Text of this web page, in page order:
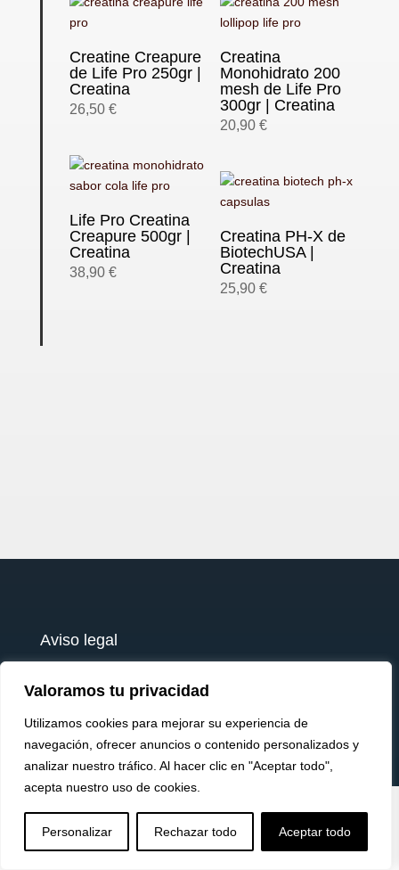
Valoramos tu privacidad
Utilizamos cookies para mejorar su experiencia de
navegación, ofrecer anuncios o contenido personalizados y
analizar nuestro tráfico. Al hacer clic en "Aceptar todo",
acepta nuestro uso de cookies.
Personalizar Rechazar todo Aceptar todo
 U 
Creatine Creapure
de Life Pro 250gr |
Creatina
26,50 €
Creatina
Monohidrato 200
mesh de Life Pro
300gr | Creatina
20,90 €
Life Pro Creatina
Creapure 500gr |
Creatina
38,90 €
Creatina PH-X de
BiotechUSA |
Creatina
25,90 €
Aviso legal
Términos y condiciones
Envío y devoluciones